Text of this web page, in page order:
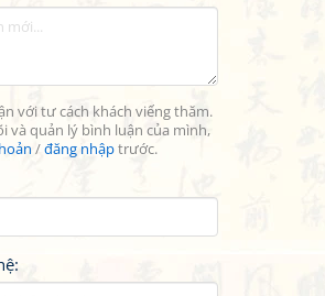
với tư cách khách viếng thăm.
và quản lý bình luận của mình,
/đăng nhậptrước.